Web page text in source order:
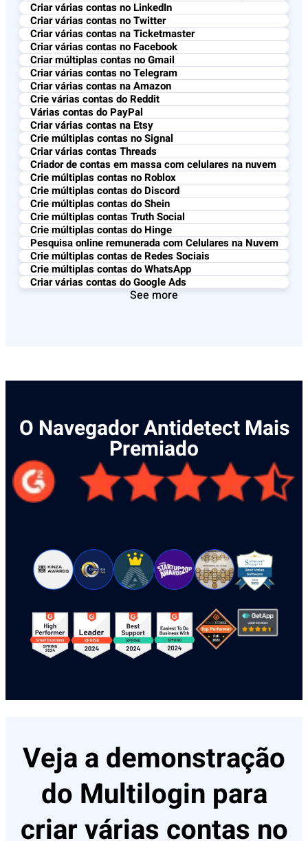
Criar várias contas no LinkedIn
Criar várias contas no Twitter
Criar várias contas na Ticketmaster
Criar várias contas no Facebook
Criar múltiplas contas no Gmail
Criar várias contas no Telegram
Criar várias contas na Amazon
Crie várias contas do Reddit
Várias contas do PayPal
Criar várias contas na Etsy
Crie múltiplas contas no Signal
Criar várias contas Threads
Criador de contas em massa com celulares na nuvem
Crie múltiplas contas no Roblox
Crie múltiplas contas do Discord
Crie múltiplas contas do Shein
Crie múltiplas contas Truth Social
Crie múltiplas contas do Hinge
Pesquisa online remunerada com Celulares na Nuvem
Crie múltiplas contas de Redes Sociais
Crie múltiplas contas do WhatsApp
Criar várias contas do Google Ads
See more
O Navegador Antidetect Mais
Premiado
Veja a demonstração
do Multilogin para
criar várias contas no